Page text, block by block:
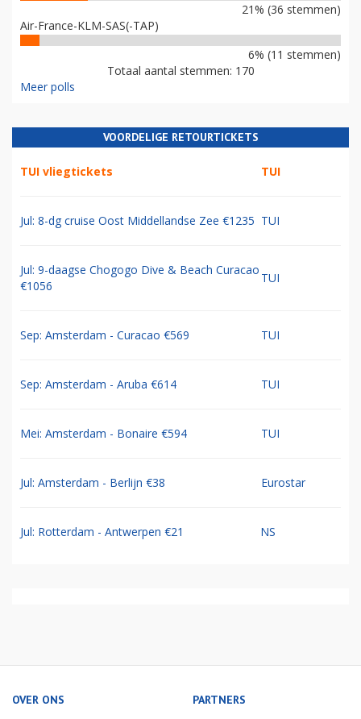
21% (36 stemmen)
Air-France-KLM-SAS(-TAP)
6% (11 stemmen)
Totaal aantal stemmen: 170
Meer polls
VOORDELIGE RETOURTICKETS
TUI vliegtickets TUI
Jul: 8-dg cruise Oost Middellandse Zee €1235 TUI
Jul: 9-daagse Chogogo Dive & Beach Curacao
€1056
TUI
Sep: Amsterdam - Curacao €569 TUI
Sep: Amsterdam - Aruba €614 TUI
Mei: Amsterdam - Bonaire €594 TUI
Jul: Amsterdam - Berlijn €38 Eurostar
Jul: Rotterdam - Antwerpen €21 NS
OVER ONS PARTNERS